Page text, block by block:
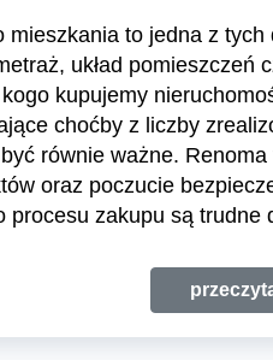
mieszkania to jedna z
układ pomieszczeń
kupujemy
choćby z liczby
równie ważne.
oraz poczucie
procesu zakupu są trudne